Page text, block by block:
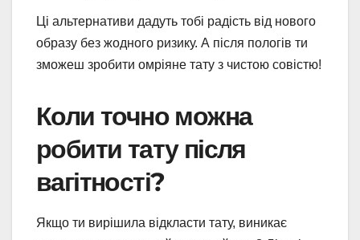
Ці альтернативи дадуть тобі радість від нового
образу без жодного ризику. А після пологів ти
зможеш зробити омріяне тату з чистою совістю!
Коли точно можна
робити тату після
вагітності?
Якщо ти вирішила відкласти тату, виникає